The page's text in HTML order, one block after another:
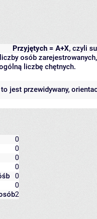
Przyjętych = A+X, czyli
osób
liczbę chętnych.
jest przewidywany,
0
0
0
0
0
0
2